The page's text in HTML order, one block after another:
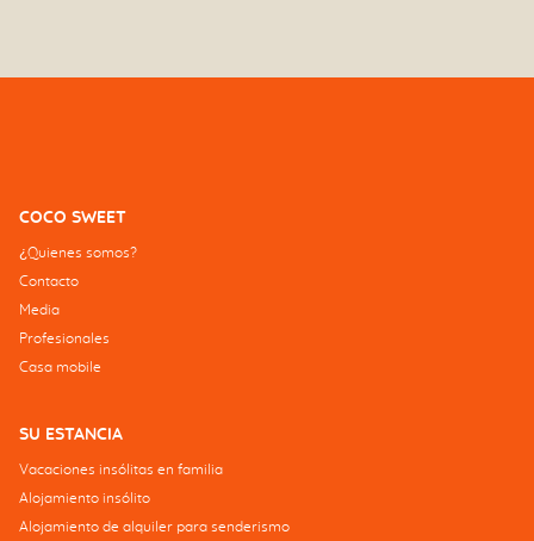
COCO SWEET
¿Quienes somos?
Contacto
Media
Profesionales
Casa mobile
SU ESTANCIA
Vacaciones insólitas en familia
Alojamiento insólito
Alojamiento de alquiler para senderismo